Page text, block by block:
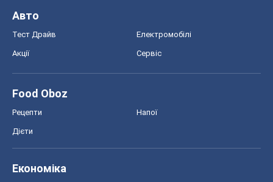
Авто
Тест Драйв Електромобілі
Акції Сервіс
Food Oboz
Рецепти Напої
Дієти
Економіка